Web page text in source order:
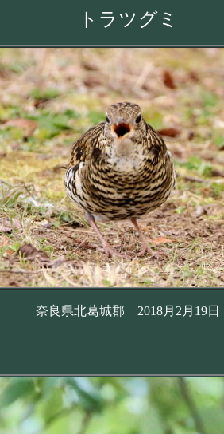
トラツグミ
奈良県北葛城郡 2018月2月19日